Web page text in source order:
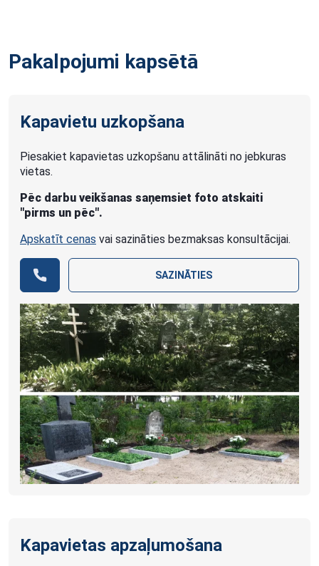
Pakalpojumi kapsētā
Kapavietu uzkopšana
Piesakiet kapavietas uzkopšanu attālināti no jebkuras
vietas.
Pēc darbu veikšanas saņemsiet foto atskaiti
"pirms un pēc".
Apskatīt cenas vai sazināties bezmaksas konsultācijai.
SAZINĀTIES
Kapavietas apzaļumošana